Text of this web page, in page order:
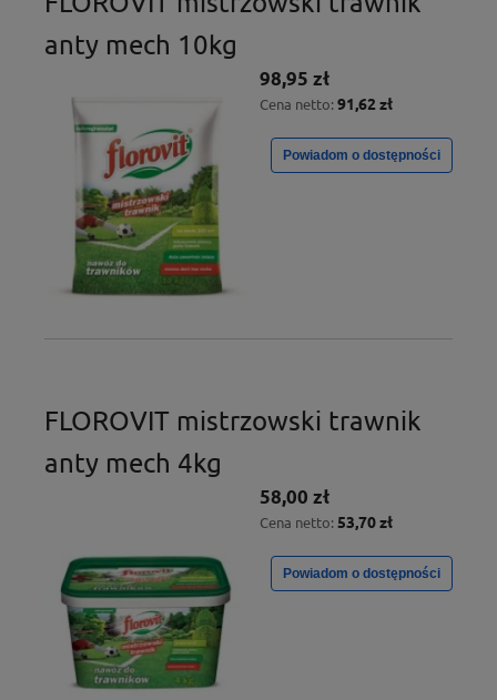
anty mech 10kg
98,95 zł
Cena netto: 91,62 zł
Powiadom o dostępności
FLOROVIT mistrzowski trawnik
anty mech 4kg
58,00 zł
Cena netto: 53,70 zł
Powiadom o dostępności